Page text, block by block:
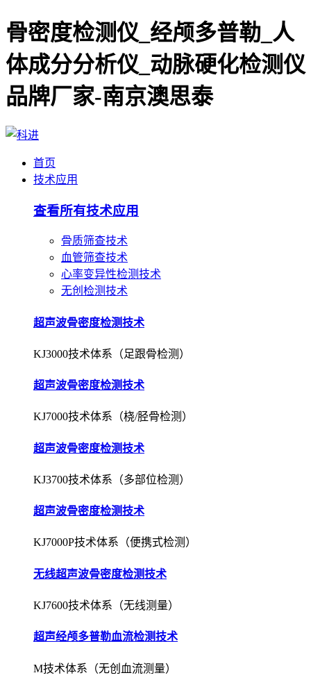
骨密度检测仪_经颅多普勒_人
体成分分析仪_动脉硬化检测仪
品牌厂家-南京澳思泰
首页
技术应用
查看所有技术应用
骨质筛查技术
血管筛查技术
心率变异性检测技术
无创检测技术
超声波骨密度检测技术
KJ3000技术体系（足跟骨检测）
超声波骨密度检测技术
KJ7000技术体系（桡/胫骨检测）
超声波骨密度检测技术
KJ3700技术体系（多部位检测）
超声波骨密度检测技术
KJ7000P技术体系（便携式检测）
无线超声波骨密度检测技术
KJ7600技术体系（无线测量）
超声经颅多普勒血流检测技术
M技术体系（无创血流测量）